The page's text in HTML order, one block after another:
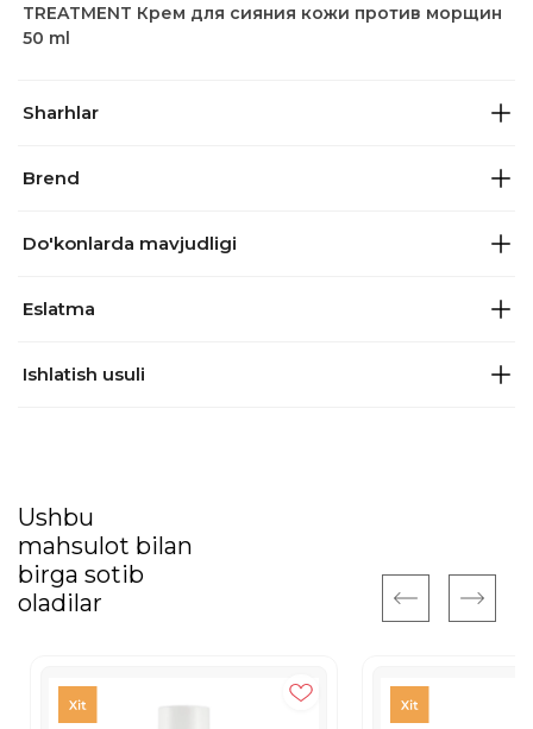
TREATMENT Крем для сияния кожи против морщин
50 ml
Sharhlar
Brend
Do'konlarda mavjudligi
Eslatma
Ishlatish usuli
Ushbu
mahsulot bilan
birga sotib
oladilar